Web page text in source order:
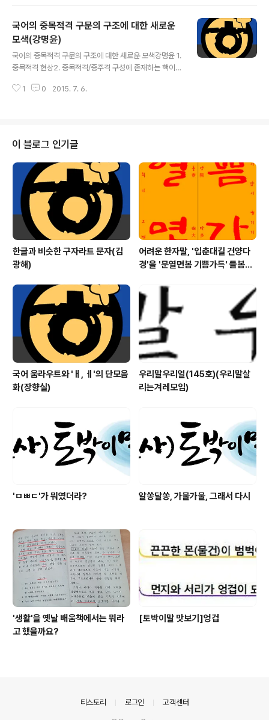
국어의 중목적격 구문의 구조에 대한 새로운
모색(강명윤)
국어의 중목적격 구문의 구조에 대한 새로운 모색강명윤 1.
중목적격 현상2. 중목적격/중주격 구성에 존재하는 핵이동
재구조화5. 소절명사구6. 명사구의 유형7. 결론 참고문헌
1 0 2015. 7. 6.
이 블로그 인기글
한글과 비슷한 구자라트 문자(김
광해)
어려운 한자말, '입춘대길 건양다
경'을 '문열면봄 기쁨가득' 들봄빎
국어 움라우트와 'ㅐ, ㅔ'의 단모음
화(장향실)
우리말우리얼(145호)(우리말살
리는겨레모임)
'ㅁㅃㄷ'가 뭐였더라? 알쏭달쏭, 가물가물, 그래서 다시
'생활'을 옛날 배움책에서는 뭐라
고 했을까요?
[토박이말 맛보기]엉겁
티스토리 로그인 고객센터